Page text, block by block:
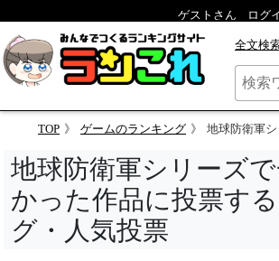
ゲストさん ログ
全文検
TOP ゲームのランキング 地球防衛軍シリーズで一番面白かった作品
地球防衛軍シリーズ
かった作品に投票す
グ・人気投票